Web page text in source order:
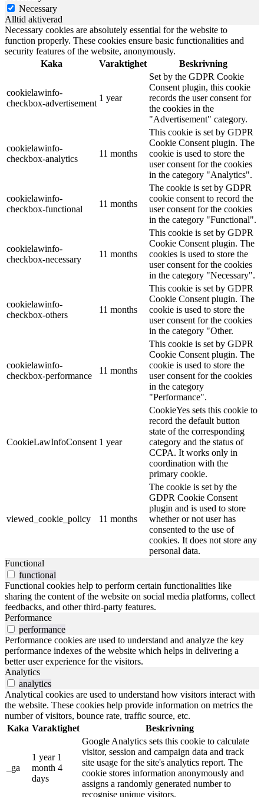
Necessary
Alltid aktiverad
Necessary cookies are absolutely essential for the website to
function properly. These cookies ensure basic functionalities and
security features of the website, anonymously.
Kaka
Varaktighet Beskrivning
cookielawinfo-
checkbox-advertisement
1 year
Set by the GDPR Cookie
Consent plugin, this cookie
records the user consent for
the cookies in the
"Advertisement" category.
cookielawinfo-
checkbox-analytics
11 months
This cookie is set by GDPR
Cookie Consent plugin. The
cookie is used to store the
user consent for the cookies
in the category "Analytics".
cookielawinfo-
checkbox-functional
11 months
The cookie is set by GDPR
cookie consent to record the
user consent for the cookies
in the category "Functional".
cookielawinfo-
checkbox-necessary
11 months
This cookie is set by GDPR
Cookie Consent plugin. The
cookies is used to store the
user consent for the cookies
in the category "Necessary".
cookielawinfo-
checkbox-others
11 months
This cookie is set by GDPR
Cookie Consent plugin. The
cookie is used to store the
user consent for the cookies
in the category "Other.
cookielawinfo-
checkbox-performance
11 months
This cookie is set by GDPR
Cookie Consent plugin. The
cookie is used to store the
user consent for the cookies
in the category
"Performance".
CookieLawInfoConsent 1 year
CookieYes sets this cookie to
record the default button
state of the corresponding
category and the status of
CCPA. It works only in
coordination with the
primary cookie.
viewed_cookie_policy 11 months
The cookie is set by the
GDPR Cookie Consent
plugin and is used to store
whether or not user has
consented to the use of
cookies. It does not store any
personal data.
Functional
functional
Functional cookies help to perform certain functionalities like
sharing the content of the website on social media platforms, collect
feedbacks, and other third-party features.
Performance
performance
Performance cookies are used to understand and analyze the key
performance indexes of the website which helps in delivering a
better user experience for the visitors.
Analytics
analytics
Analytical cookies are used to understand how visitors interact with
the website. These cookies help provide information on metrics the
number of visitors, bounce rate, traffic source, etc.
Kaka Varaktighet Beskrivning
_ga
1 year 1
month 4
days
Google Analytics sets this cookie to calculate
visitor, session and campaign data and track
site usage for the site's analytics report. The
cookie stores information anonymously and
assigns a randomly generated number to
recognise unique visitors.